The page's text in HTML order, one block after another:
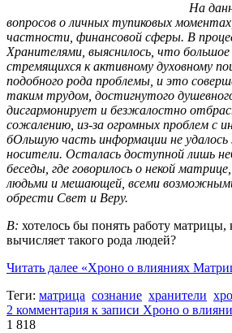
На
вопросов о личных тупиковых
частности, финансовой сферы. В
Хранителями, выяснилось, что большое
стремящихся к активному духовному
подобного рода проблемы, и это
таким трудом, достигнутого душевного
дисгармонирует и безжалостно
сожалению, из-за огромных проблем с
бОльшую часть информации не удалось
носители. Осталась доступной лишь
беседы, где говорилось о некой
людьми и мешающей, всеми возможными
обрести Свет и Веру.
В: хотелось бы понять работу матрицы,
вычисляет такого рода людей?
Читать далее «Хроно о влияниях
Теги: матрица сознание хранители
2 комментария к записи Хроно о
1 818